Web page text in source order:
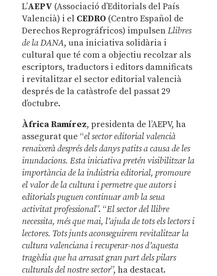
L’AEPV (Associació d’Editorials del País
Valencià) i el CEDRO (Centro Español de
Derechos Reprográfricos) impulsenLlibres
de la DANA, una iniciativa solidària i
cultural que té com a objectiu recolzar als
escriptors, traductors i editors damnificats
i revitalitzar el sector editorial valencià
després de la catàstrofe del passat 29
d’octubre.
Àfrica Ramírez, presidenta de l’AEPV, ha
assegurat que “el sector editorial valencià
renaixerà després dels danys patits a causa de les
inundacions. Esta iniciativa pretén visibilitzar la
importància de la indústria editorial, promoure
el valor de la cultura i permetre que autors i
editorials puguen continuar amb la seua
activitat professional”. “El sector del llibre
necessita, més que mai, l’ajuda de tots els lectors i
lectores. Tots junts aconseguirem revitalitzar la
cultura valenciana i recuperar-nos d’aquesta
tragèdia que ha arrasat gran part dels pilars
culturals del nostre sector”, ha destacat.